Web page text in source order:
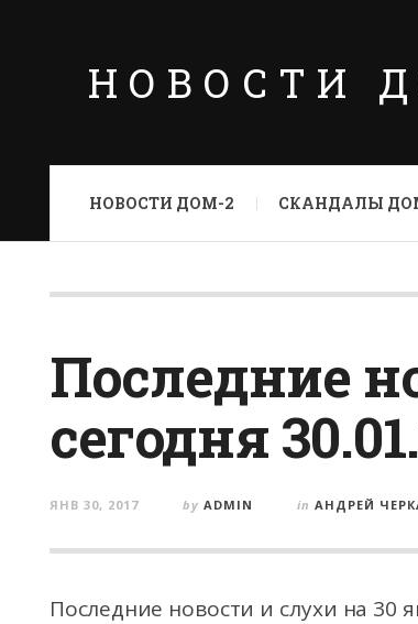
НОВОСТИ
НОВОСТИ ДОМ-2 СКАНДАЛЫ
Последние
сегодня
ЯНВ 30, 2017 by ADMIN in АНДРЕЙ
Последние новости и слухи на 30